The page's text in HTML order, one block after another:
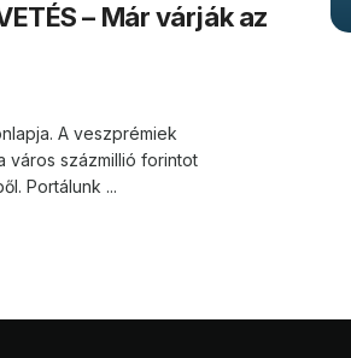
– Már várják az
A veszprémiek
város százmillió forintot
Portálunk ...